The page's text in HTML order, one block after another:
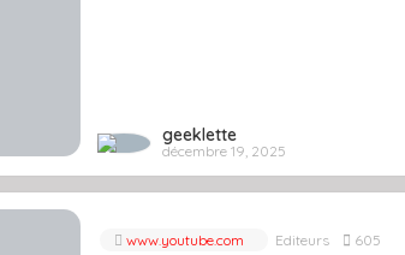
geeklette
décembre 19, 2025
www.youtube.com Editeurs 605